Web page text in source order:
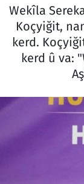
Wekîla
Koçyiğit,
kerd.
kerd û va:
Sîyaset
Rojane
Tüm
Son